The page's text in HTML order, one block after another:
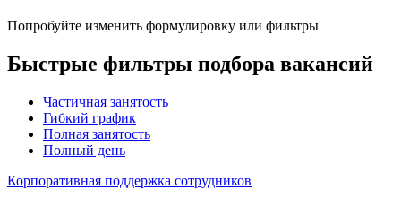
Попробуйте изменить формулировку или фильтры
Быстрые фильтры подбора вакансий
Частичная занятость
Гибкий график
Полная занятость
Полный день
Корпоративная поддержка сотрудников